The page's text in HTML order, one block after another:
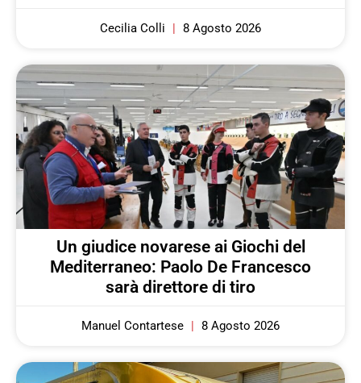
Cecilia Colli 8 Agosto 2026
Un giudice novarese ai Giochi del
Mediterraneo: Paolo De Francesco
sarà direttore di tiro
Manuel Contartese 8 Agosto 2026